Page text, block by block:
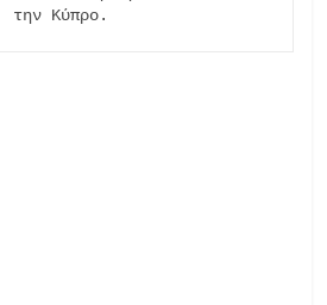
την Κύπρο.